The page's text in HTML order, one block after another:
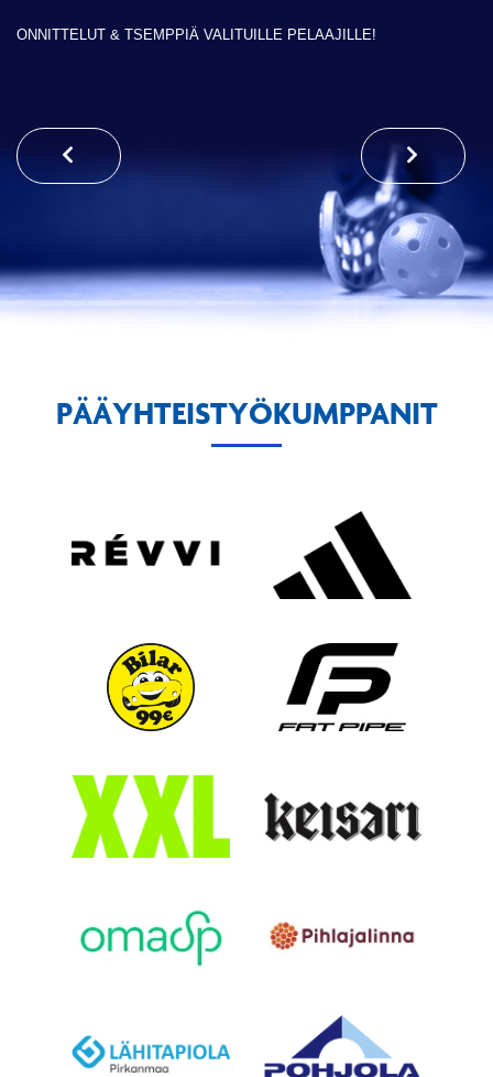
ONNITTELUT & TSEMPPIÄ VALITUILLE PELAAJILLE!
PÄÄYHTEISTYÖKUMPPANIT